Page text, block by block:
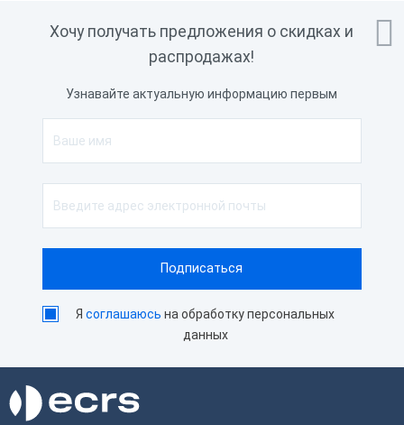

Хочу получать предложения о скидках и
распродажах!
Узнавайте актуальную информацию первым
Ясоглашаюсь на обработку персональных
данных